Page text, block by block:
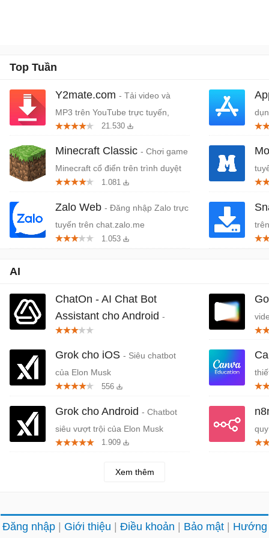
Top Tuần
Y2mate.com - Tải video và
MP3 trên YouTube trực tuyến,
miễn phí
21.530
Minecraft Classic - Chơi game
Minecraft cổ điển trên trình duyệt
1.081
Zalo Web - Đăng nhập Zalo trực
tuyến trên chat.zalo.me
1.053
AI
ChatOn - AI Chat Bot
Assistant cho Android -
Chatbot AI và Trợ lý ảo thông minh
Grok cho iOS - Siêu chatbot
của Elon Musk
556
Grok cho Android - Chatbot
siêu vượt trội của Elon Musk
1.909
Xem thêm
Đăng nhập Giới thiệu Điều khoản Bảo mật Hướng